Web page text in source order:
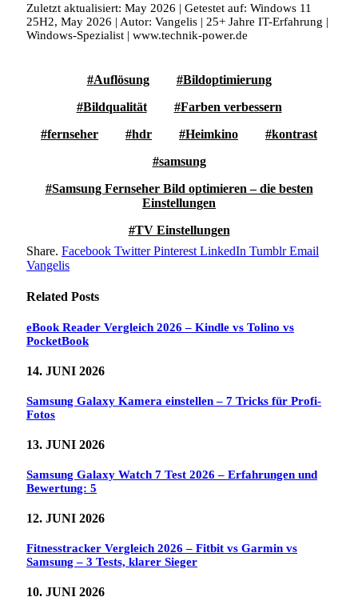
Zuletzt aktualisiert: May 2026 | Getestet auf: Windows 11
25H2, May 2026 | Autor: Vangelis | 25+ Jahre IT-Erfahrung |
Windows-Spezialist | www.technik-power.de
Auflösung
Bildoptimierung
Bildqualität
Farben verbessern
fernseher
hdr Heimkino
kontrast
samsung
Samsung Fernseher Bild optimieren – die besten
Einstellungen
TV Einstellungen
Share. Facebook Twitter Pinterest LinkedIn Tumblr Email
Vangelis
Related Posts
eBook Reader Vergleich 2026 – Kindle vs Tolino vs
PocketBook
14. JUNI 2026
Samsung Galaxy Kamera einstellen – 7 Tricks für Profi-
Fotos
13. JUNI 2026
Samsung Galaxy Watch 7 Test 2026 – Erfahrungen und
Bewertung: 5
12. JUNI 2026
Fitnesstracker Vergleich 2026 – Fitbit vs Garmin vs
Samsung – 3 Tests, klarer Sieger
10. JUNI 2026